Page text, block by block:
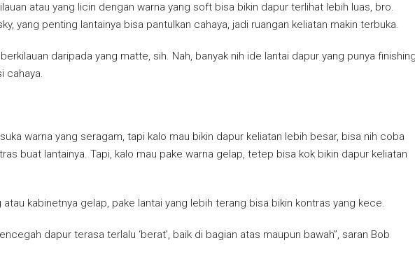
atau yang licin dengan warna yang soft bisa bikin dapur terlihat lebih luas, bro.
yang penting lantainya bisa pantulkan cahaya, jadi ruangan keliatan makin terbuka.
daripada yang matte, sih. Nah, banyak nih ide lantai dapur yang punya finishing
cahaya.
warna yang seragam, tapi kalo mau bikin dapur keliatan lebih besar, bisa nih coba
buat lantainya. Tapi, kalo mau pake warna gelap, tetep bisa kok bikin dapur keliatan
atau kabinetnya gelap, pake lantai yang lebih terang bisa bikin kontras yang kece.
dapur terasa terlalu ‘berat’, baik di bagian atas maupun bawah”, saran Bob